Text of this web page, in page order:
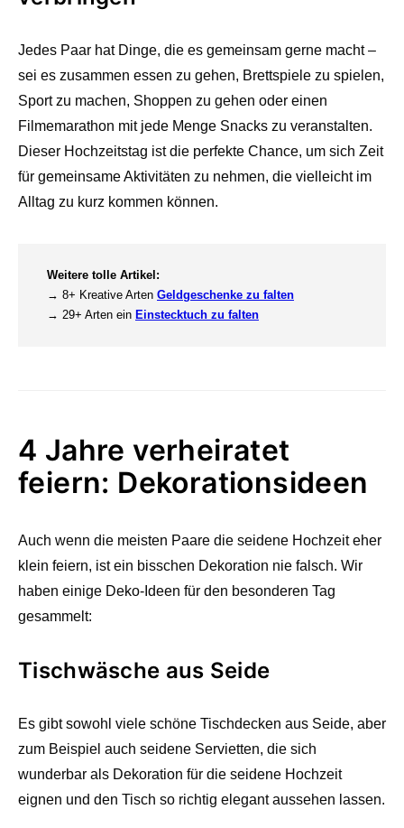
Jedes Paar hat Dinge, die es gemeinsam gerne macht –
sei es zusammen essen zu gehen, Brettspiele zu spielen,
Sport zu machen, Shoppen zu gehen oder einen
Filmemarathon mit jede Menge Snacks zu veranstalten.
Dieser Hochzeitstag ist die perfekte Chance, um sich Zeit
für gemeinsame Aktivitäten zu nehmen, die vielleicht im
Alltag zu kurz kommen können.
Weitere tolle Artikel:
→ 8+ Kreative Arten Geldgeschenke zu falten
→ 29+ Arten ein Einstecktuch zu falten
4 Jahre verheiratet
feiern: Dekorationsideen
Auch wenn die meisten Paare die seidene Hochzeit eher
klein feiern, ist ein bisschen Dekoration nie falsch. Wir
haben einige Deko-Ideen für den besonderen Tag
gesammelt:
Tischwäsche aus Seide
Es gibt sowohl viele schöne Tischdecken aus Seide, aber
zum Beispiel auch seidene Servietten, die sich
wunderbar als Dekoration für die seidene Hochzeit
eignen und den Tisch so richtig elegant aussehen lassen.